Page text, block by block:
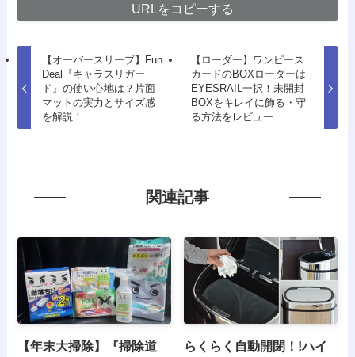
URLをコピーする
【オーバースリーブ】Fun
Deal『キャラスリガー
ド』の使い心地は？片面
マットの実力とサイズ感
を解説！
【ローダー】ワンピース
カードのBOXローダーは
EYESRAIL一択！未開封
BOXをキレイに飾る・守
る方法をレビュー
関連記事
【年末大掃除】『掃除道
らくらく自動開閉！!ハイ